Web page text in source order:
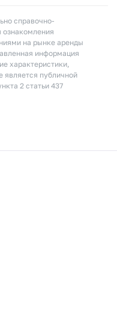
справочно-
ознакомления
на рынке аренды
информация
характеристики,
является публичной
2 статьи 437